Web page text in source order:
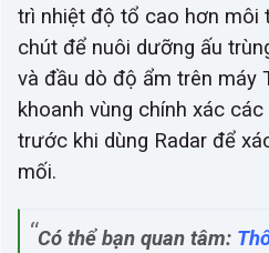
trì nhiệt độ tổ cao hơn môi
chút để nuôi dưỡng ấu
và đầu dò độ ẩm trên máy
khoanh vùng chính xác các
trước khi dùng Radar để
mối.
Có thể bạn quan tâm: